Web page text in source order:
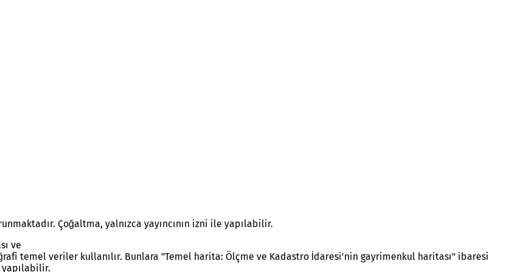
Çoğaltma, yalnızca yayıncının izni ile yapılabilir.
ve
temel veriler kullanılır. Bunlara "Temel harita: Ölçme ve Kadastro İdaresi'nin gayrimenkul haritası" ibaresi